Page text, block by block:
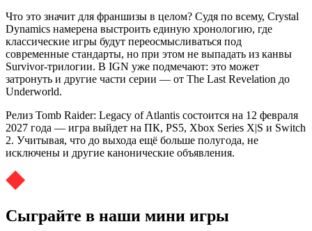
Что это значит для франшизы в целом? Судя по всему, Crystal
Dynamics намерена выстроить единую хронологию, где
классические игры будут переосмысливаться под
современные стандарты, но при этом не выпадать из канвы
Survivor-трилогии. В IGN уже подмечают: это может
затронуть и другие части серии — от The Last Revelation до
Underworld.
Релиз Tomb Raider: Legacy of Atlantis состоится на 12 февраля
2027 года — игра выйдет на ПК, PS5, Xbox Series X|S и Switch
2. Учитывая, что до выхода ещё больше полугода, не
исключены и другие канонические объявления.
Сыграйте в наши мини игры